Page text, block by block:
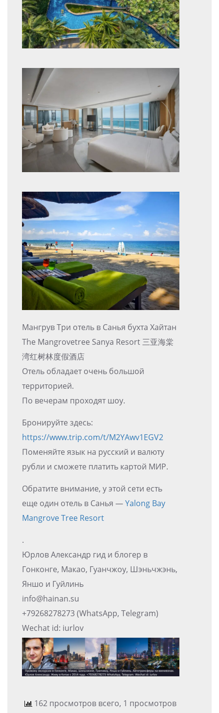
Мангрув Три отель в Санья бухта Хайтан
The Mangrovetree Sanya Resort 三亚海棠
湾红树林度假酒店
Отель обладает очень большой
территорией.
По вечерам проходят шоу.
Бронируйте здесь:
https://www.trip.com/t/M2YAwv1EGV2
Поменяйте язык на русский и валюту
рубли и сможете платить картой МИР.
Обратите внимание, у этой сети есть
еще один отель в Санья —Yalong Bay
Mangrove Tree Resort
.
Юрлов Александр гид и блогер в
Гонконге, Макао, Гуанчжоу, Шэньчжэнь,
Яншо и Гуйлинь
info@hainan.su
+79268278273 (WhatsApp, Telegram)
Wechat id: iurlov
162 просмотров всего, 1 просмотров